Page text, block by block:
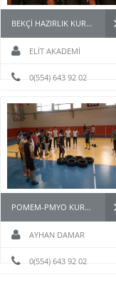
BEKÇİ HAZIRLIK KURSU
ELİT AKADEMİ
0(554) 643 92 02
POMEM-PMYO KURSLARI
AYHAN DAMAR
0(554) 643 92 02